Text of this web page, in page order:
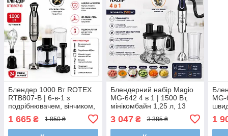
Блендер 1000 Вт ROTEX
RTB807-B | 6-в-1 з
подрібнювачем, вінчиком,
спінювачем молока
1 665 ₴ 1 850 ₴
Блендерний набір Magio
MG-642 4 в 1 | 1500 Вт,
мінікомбайн 1,25 л, 13
швидкостей, титанові ножі,
Turbo
3 047₴ 3 385 ₴
Soft
1